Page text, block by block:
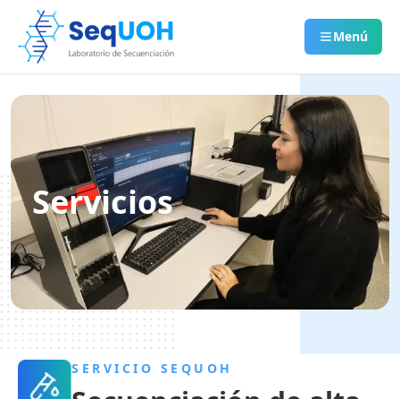
Menú
Servicios
SERVICIO SEQUOH